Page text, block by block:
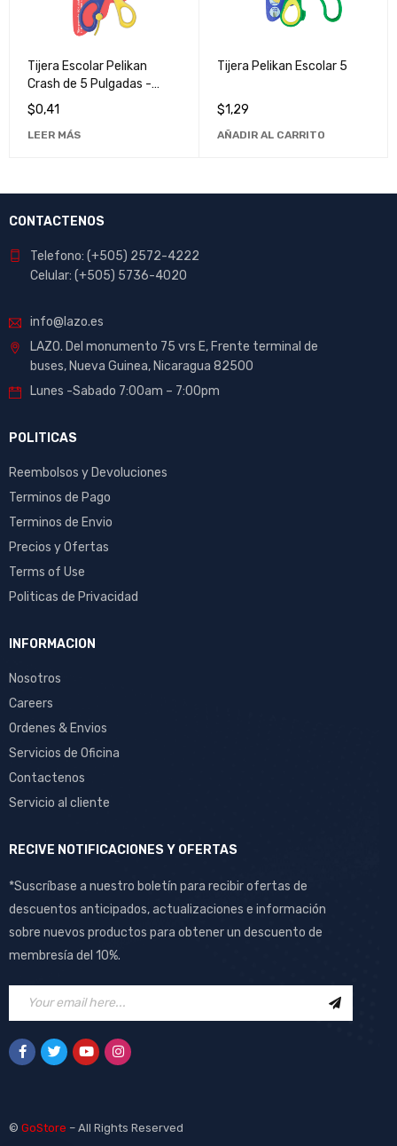
Tijera Escolar Pelikan
Crash de 5 Pulgadas -
Herramienta Esencial para
el Regreso a Clases
$0,41
LEER MÁS
Tijera Pelikan Escolar 5
$1,29
AÑADIR AL CARRITO
CONTACTENOS
Telefono: (+505) 2572-4222
Celular: (+505) 5736-4020
info@lazo.es
LAZO. Del monumento 75 vrs E, Frente terminal de
buses, Nueva Guinea, Nicaragua 82500
Lunes -Sabado 7:00am – 7:00pm
POLITICAS
Reembolsos y Devoluciones
Terminos de Pago
Terminos de Envio
Precios y Ofertas
Terms of Use
Politicas de Privacidad
INFORMACION
Nosotros
Careers
Ordenes & Envios
Servicios de Oficina
Contactenos
Servicio al cliente
RECIVE NOTIFICACIONES Y OFERTAS
*Suscríbase a nuestro boletín para recibir ofertas de
descuentos anticipados, actualizaciones e información
sobre nuevos productos para obtener un descuento de
membresía del 10%.
© GoStore – All Rights Reserved